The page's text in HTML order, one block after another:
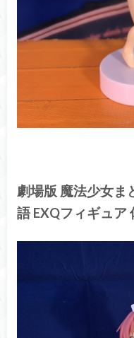
劇場版 魔法少女
語 EXQフィギュア